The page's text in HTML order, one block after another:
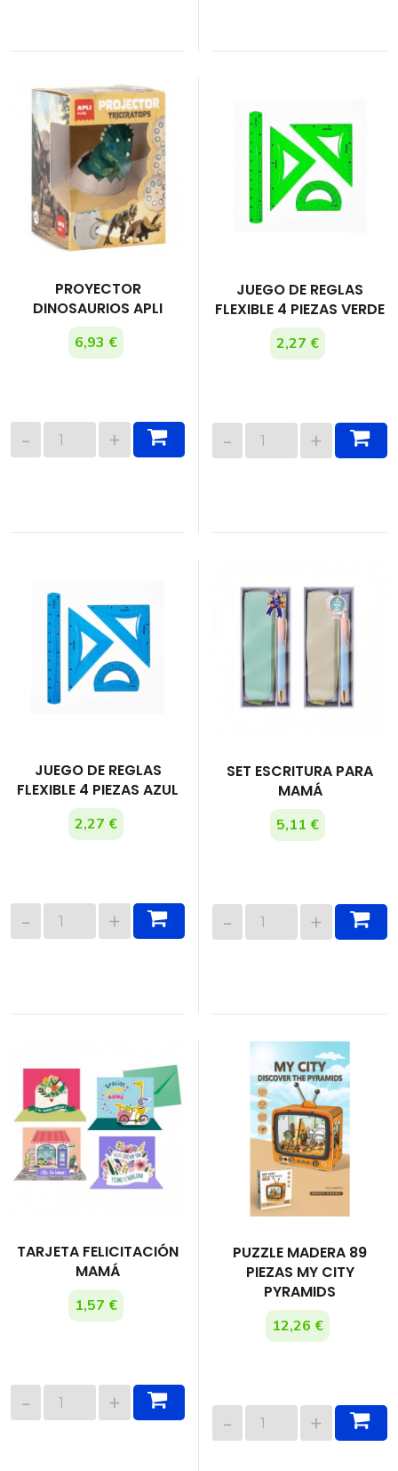
PROYECTOR
DINOSAURIOS APLI
6,93 €
JUEGO DE REGLAS
FLEXIBLE 4 PIEZAS VERDE
2,27 €
JUEGO DE REGLAS
FLEXIBLE 4 PIEZAS AZUL
2,27 €
SET ESCRITURA PARA
MAMÁ
5,11 €
TARJETA FELICITACIÓN
MAMÁ
1,57 €
PUZZLE MADERA 89
PIEZAS MY CITY
PYRAMIDS
12,26 €